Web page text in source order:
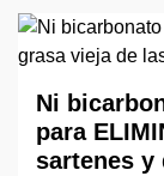
Ni
para
sartenes y